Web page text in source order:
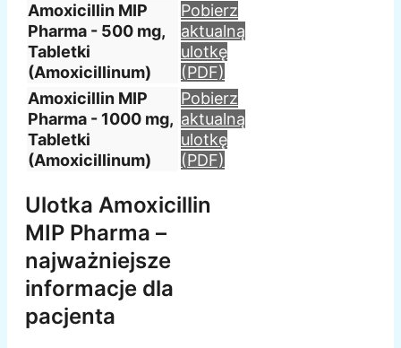
Amoxicillin MIP
Pharma - 500 mg,
Tabletki
(Amoxicillinum)
Pobierz
aktualną
ulotkę
(PDF)
Amoxicillin MIP
Pharma - 1000 mg,
Tabletki
(Amoxicillinum)
Pobierz
aktualną
ulotkę
(PDF)
Ulotka Amoxicillin
MIP Pharma –
najważniejsze
informacje dla
pacjenta